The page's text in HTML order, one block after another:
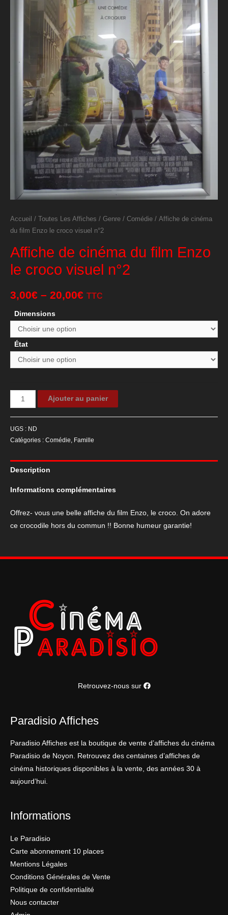
Accueil / Toutes Les Affiches / Genre / Comédie / Affiche de cinéma
du film Enzo le croco visuel n°2
Affiche de cinéma du film Enzo
le croco visuel n°2
3,00€ – 20,00€ TTC
Dimensions
État
quantité
de
du
film
Enzo
croco
visuel
Ajouter au panier
UGS : ND
Catégories : Comédie, Famille
Description
Informations complémentaires
Offrez- vous une belle affiche du film Enzo, le croco. On adore
ce crocodile hors du commun !! Bonne humeur garantie!
Retrouvez-nous sur
Paradisio Affiches
Paradisio Affiches est la boutique de vente d’affiches du cinéma
Paradisio de Noyon. Retrouvez des centaines d’affiches de
cinéma historiques disponibles à la vente, des années 30 à
aujourd’hui.
Informations
Le Paradisio
Carte abonnement 10 places
Mentions Légales
Conditions Générales de Vente
Politique de confidentialité
Nous contacter